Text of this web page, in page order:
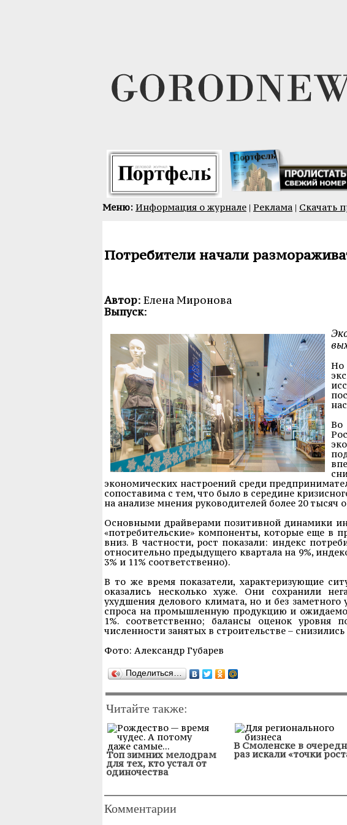
Меню: Информация о журнале | Реклама | Скачать
Потребители начали
Автор: Елена Миронова
Выпуск:
Но
Во
экономических настроений среди
сопоставима с тем, что было в середине
на анализе мнения руководителей более 20
Основными драйверами позитивной динамики
«потребительские» компоненты, которые еще в
вниз. В частности, рост показали: индекс
относительно предыдущего квартала на 9%,
3% и 11% соответственно).
В то же время показатели, характеризующие
оказались несколько хуже. Они сохранили
ухудшения делового климата, но и без
спроса на промышленную продукцию и
1%. соответственно; балансы оценок уровня
численности занятых в строительстве –
Фото: Александр Губарев
Поделиться…
Читайте также:
Топ зимних мелодрам
для тех, кто устал от
одиночества
В Смоленске в
раз искали «точки
Комментарии